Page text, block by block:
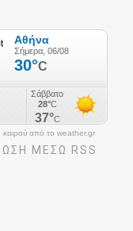
από το weather.gr
ΜΕΣΩ RSS